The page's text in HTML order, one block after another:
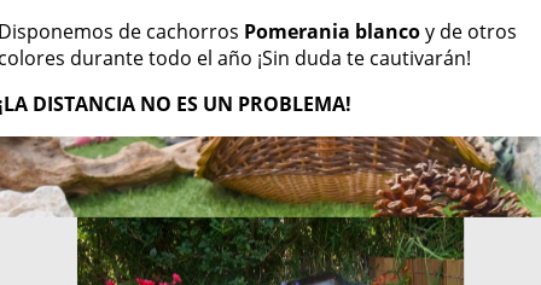
de cachorros Pomerania blancoy de otros
durante todo el año ¡Sin duda te cautivarán!
DISTANCIA NO ES UN PROBLEMA!